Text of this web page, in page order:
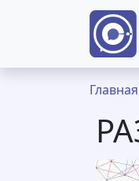
Перейти к
Главная